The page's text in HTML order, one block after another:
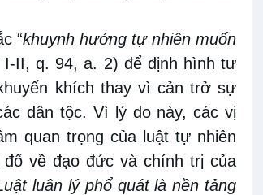
“khuynh hướng tự nhiên muốn
I-II, q. 94, a. 2) để định hình tư
khích thay vì cản trở sự
dân tộc. Vì lý do này, các vị
quan trọng của luật tự nhiên
về đạo đức và chính trị của
luân lý phổ quát là nền tảng